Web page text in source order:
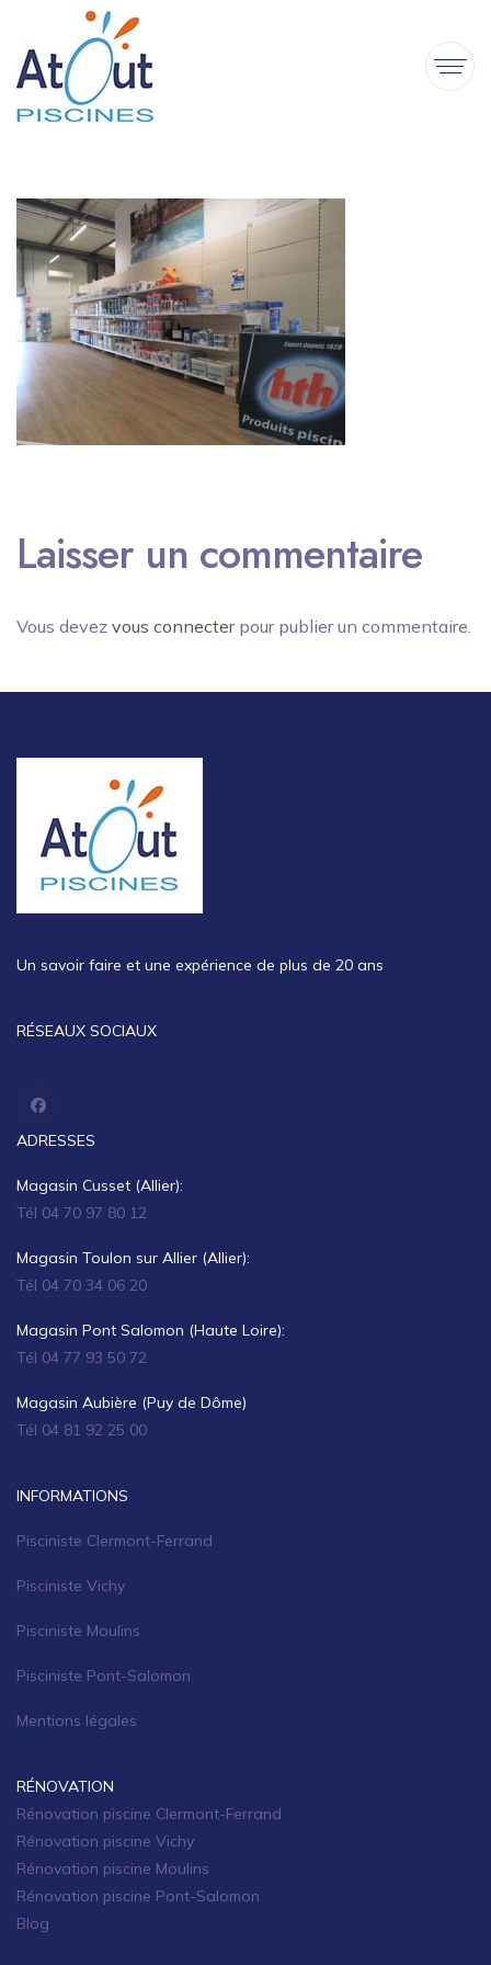
Laisser un commentaire
Vous devez vous connecterpour publier un commentaire.
Un savoir faire et une expérience de plus de 20 ans
RÉSEAUX SOCIAUX
ADRESSES
Magasin Cusset (Allier):
Tél 04 70 97 80 12
Magasin Toulon sur Allier (Allier):
Tél 04 70 34 06 20
Magasin Pont Salomon (Haute Loire):
Tél 04 77 93 50 72
Magasin Aubière (Puy de Dôme)
Tél 04 81 92 25 00
INFORMATIONS
Pisciniste Clermont-Ferrand
Pisciniste Vichy
Pisciniste Moulins
Pisciniste Pont-Salomon
Mentions légales
RÉNOVATION
Rénovation piscine Clermont-Ferrand
Rénovation piscine Vichy
Rénovation piscine Moulins
Rénovation piscine Pont-Salomon
Blog